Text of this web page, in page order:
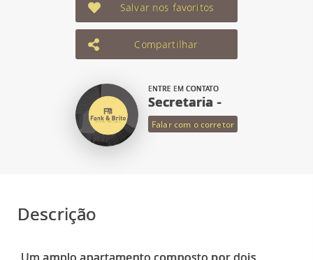
Salvar nos favoritos
Compartilhar
ENTRE EM CONTATO
Secretaria -
Falar com o corretor
Descrição